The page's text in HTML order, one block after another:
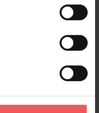
Teilen!